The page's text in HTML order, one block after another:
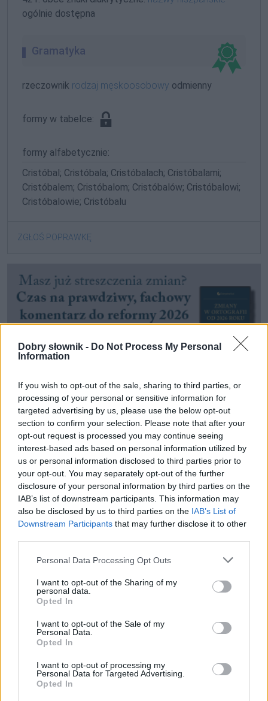
Dobry słownik - Do Not Process My Personal
Information
If you wish to opt-out of the sale, sharing to third parties, or
processing of your personal or sensitive information for
targeted advertising by us, please use the below opt-out
section to confirm your selection. Please note that after your
opt-out request is processed you may continue seeing
interest-based ads based on personal information utilized by
us or personal information disclosed to third parties prior to
your opt-out. You may separately opt-out of the further
disclosure of your personal information by third parties on the
IAB’s list of downstream participants. This information may
also be disclosed by us to third parties on the IAB’s List of
Downstream Participants that may further disclose it to other
Please note that this website/app uses one or more Google
not limited to your visit or usage behaviour. You may click to
grant or deny consent to Google and its third-party tags to
use your data for below specified purposes in below Google
consent section.
Personal Data Processing Opt Outs
I want to opt-out of the Sharing of my
personal data.
Opted In
I want to opt-out of the Sale of my
Personal Data.
Opted In
I want to opt-out of processing my
Personal Data for Targeted Advertising.
Opted In
ogólnie dostępna
Gramatyka
rzeczownik rodzaj męskoosobowy odmienny
formy w tabelce:
formy alfabetycznie:
Cristóbal; Cristóbala; Cristóbalach; Cristóbalami;
Cristóbalem; Cristóbalom; Cristóbalów; Cristóbalowi;
Cristóbalowie; Cristóbalu
ZGŁOŚ POPRAWKĘ
Pozostały wątpliwości? Brakuje czegoś w haśle?
Zobacz, co zyskują abonenci Dobrego słownika.
SPRAWDŹ
Często sprawdzane
Odmiana:brzytwczy brzytew
Ciekawostki
viola da gamba — Gamba na Śląsku Opolskim
— Długie słowa